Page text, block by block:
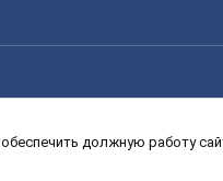
6 класс 7 класс 8 класс
должную работу